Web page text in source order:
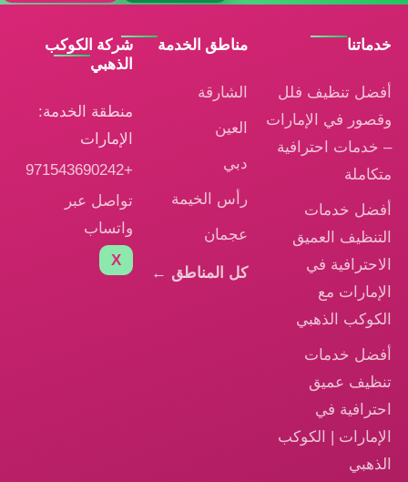
خدماتنا
أفضل تنظيف فلل
وقصور في الإمارات
– خدمات احترافية
متكاملة
أفضل خدمات
التنظيف العميق
الاحترافية في
الإمارات مع
الكوكب الذهبي
أفضل خدمات
تنظيف عميق
احترافية في
الإمارات | الكوكب
الذهبي
مناطق الخدمة
الشارقة
العين
دبي
رأس الخيمة
عجمان
كل المناطق ←
شركة الكوكب
الذهبي
منطقة الخدمة:
الإمارات
+971543690242
تواصل عبر
واتساب
X